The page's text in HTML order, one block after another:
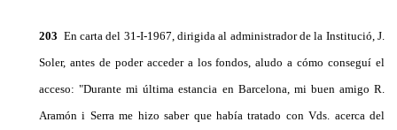
203 En carta del 31-I-1967, dirigida al administra­dor de la Institució, J.
Soler, antes de poder acceder a los fondos, aludo a cómo conseguí el
acceso: "Duran­te mi última estancia en Barcelona, mi buen amigo R.
Aramón i Serra me hizo saber que había tratado con Vds. acerca del